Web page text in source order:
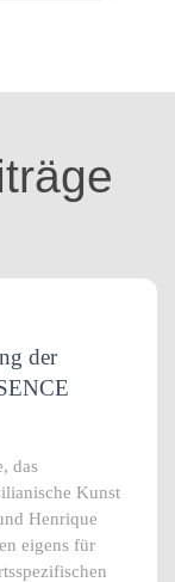
der
das
Kunst
Henrique
eigens für